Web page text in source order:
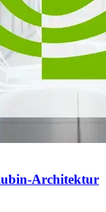
Architektur